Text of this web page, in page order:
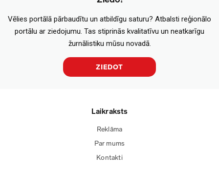
Vēlies portālā pārbaudītu un atbildīgu saturu? Atbalsti reģionālo
portālu ar ziedojumu. Tas stiprinās kvalitatīvu un neatkarīgu
žurnālistiku mūsu novadā.
ZIEDOT
Laikraksts
Reklāma
Par mums
Kontakti